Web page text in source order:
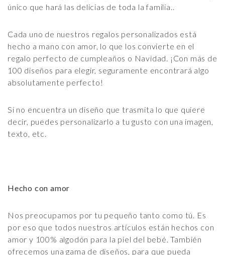
único que hará las delicias de toda la familia..
Cada uno de nuestros regalos personalizados está
hecho a mano con amor, lo que los convierte en el
regalo perfecto de cumpleaños o Navidad. ¡Con más de
100 diseños para elegir, seguramente encontrará algo
absolutamente perfecto!
Si no encuentra un diseño que trasmita lo que quiere
decir, puedes personalizarlo a tu gusto con una imagen,
texto, etc.
Hecho con amor
Nos preocupamos por tu pequeño tanto como tú. Es
por eso que todos nuestros artículos están hechos con
amor y 100% algodón para la piel del bebé. También
ofrecemos una gama de diseños, para que pueda